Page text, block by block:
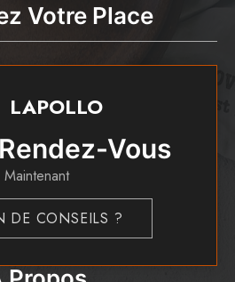
Votre Place
LAPOLLO
Vous
Maintenant
DE CONSEILS ?